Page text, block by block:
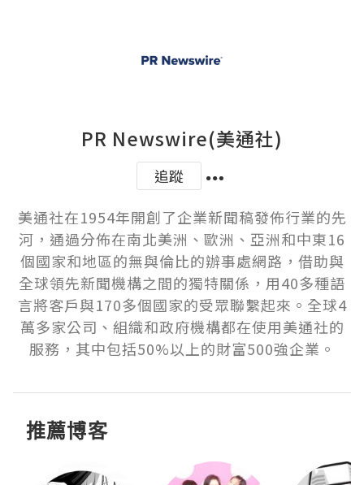
PR Newswire(美通社)
追蹤
美通社在1954年開創了企業新聞稿發佈行業的先
河，通過分佈在南北美洲、歐洲、亞洲和中東16
個國家和地區的無與倫比的辦事處網路，借助與
全球領先新聞機構之間的獨特關係，用40多種語
言將客戶與170多個國家的受眾聯繫起來。全球4
萬多家公司、組織和政府機構都在使用美通社的
服務，其中包括50%以上的財富500強企業。
推薦博客